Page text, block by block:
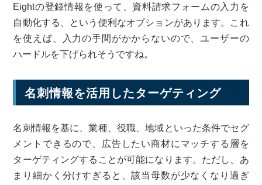
Eightの登録情報を使って、資料請求フォームの入力を
自動化する、という便利なオプションがあります。これ
を使えば、入力の手間がかからないので、ユーザーの
ハードルを下げられそうですね。
名刺情報を活用したターゲティング
名刺情報を基に、業種、役職、地域といった条件でセグ
メントできるので、広告したい商材にマッチする層を
ターゲティングすることが可能になります。ただし、あ
まり細かく分けすぎると、該当母数が少なくなり過ぎ